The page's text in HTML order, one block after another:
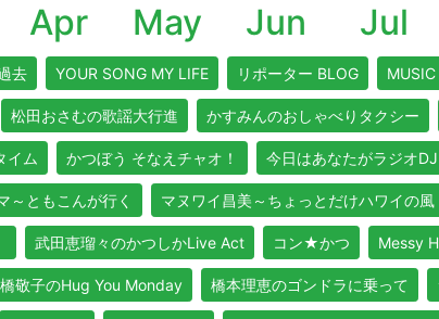
Apr May Jun Jul
去 YOUR SONG MY LIFE リポーター BLOG
松田おさむの歌謡大行進 かすみんのおしゃべりタクシー
イム かつぼう そなえチャオ！ 今日はあなたがラジオDJ
～ともこんが行く マヌワイ昌美～ちょっとだけハワイの風
武田恵瑠々のかつしかLive Act コン★かつ Messy
敬子のHug You Monday 橋本理恵のゴンドラに乗って